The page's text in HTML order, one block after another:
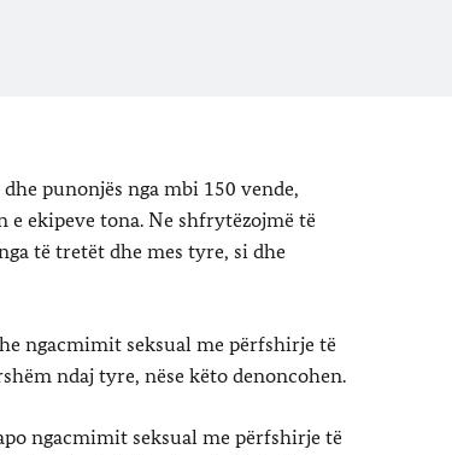
punonjës nga mbi 150 vende,
ekipeve tona. Ne shfrytëzojmë të
të tretët dhe mes tyre, si dhe
ngacmimit seksual me përfshirje të
ndaj tyre, nëse këto denoncohen.
ngacmimit seksual me përfshirje të